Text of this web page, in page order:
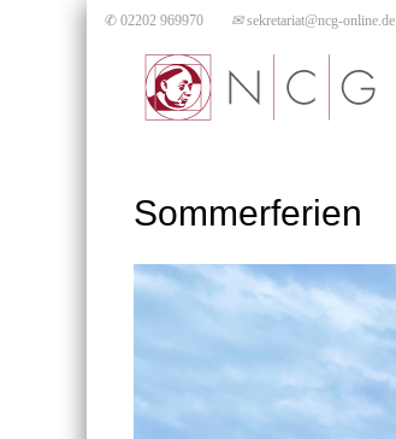
✆ 02202 969970 ✉sekretariat@ncg-online.de
Sommerferien